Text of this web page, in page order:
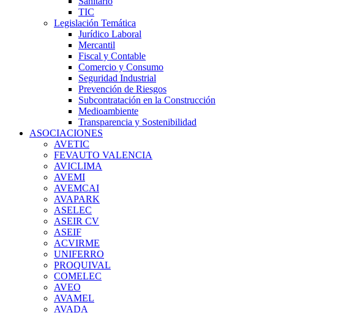
TIC
Legislación Temática
Jurídico Laboral
Mercantil
Fiscal y Contable
Comercio y Consumo
Seguridad Industrial
Prevención de Riesgos
Subcontratación en la Construcción
Medioambiente
Transparencia y Sostenibilidad
ASOCIACIONES
AVETIC
FEVAUTO VALENCIA
AVICLIMA
AVEMI
AVEMCAI
AVAPARK
ASELEC
ASEIR CV
ASEIF
ACVIRME
UNIFERRO
PROQUIVAL
COMELEC
AVEO
AVAMEL
AVADA